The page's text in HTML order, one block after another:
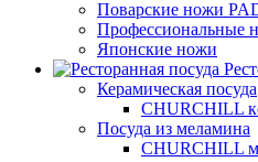
Поварские ножи
Профессиональные
Японские ножи
Керамическая посуда
CHURCHILL
Посуда из меламина
CHURCHILL